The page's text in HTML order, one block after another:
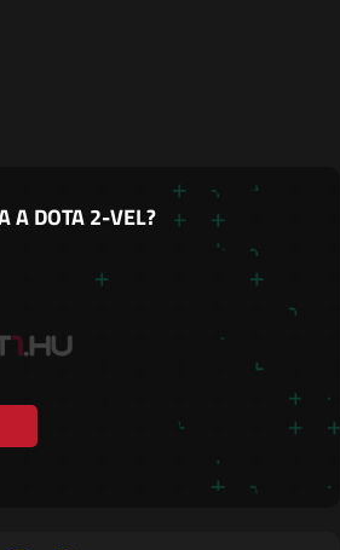
A DOTA 2-VEL?